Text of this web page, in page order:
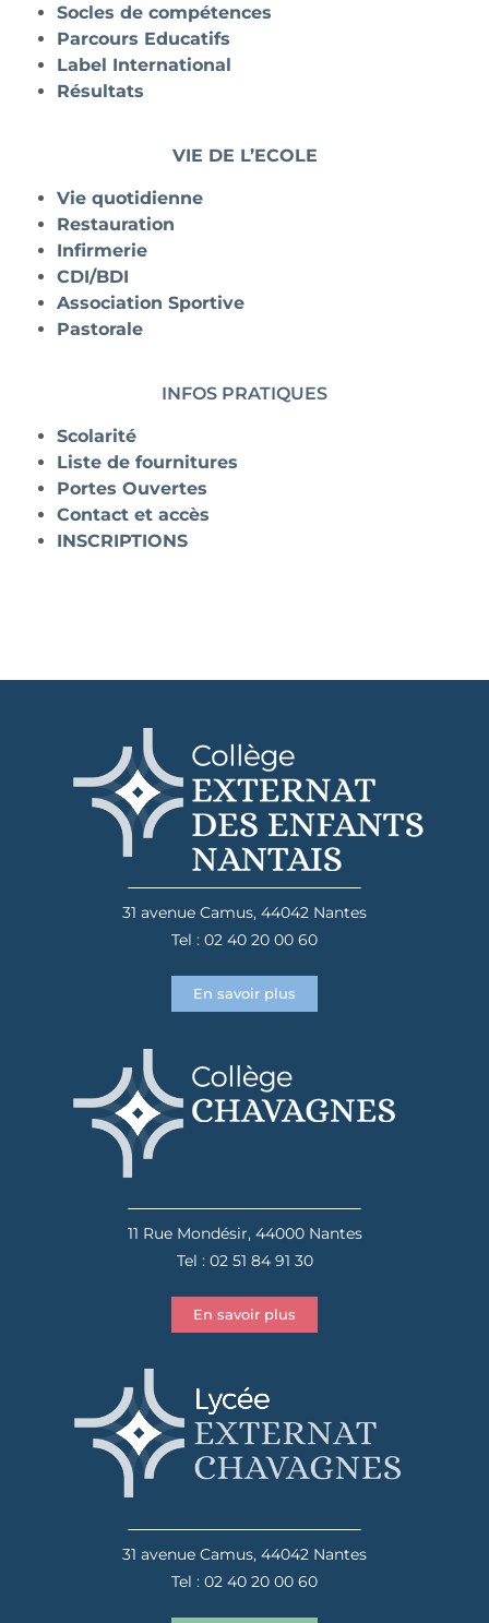
Socles de compétences
Parcours Educatifs
Label International
Résultats
VIE DE L’ECOLE
Vie quotidienne
Restauration
Infirmerie
CDI/BDI
Association Sportive
Pastorale
INFOS PRATIQUES
Scolarité
Liste de fournitures
Portes Ouvertes
Contact et accès
INSCRIPTIONS
31 avenue Camus, 44042 Nantes
Tel : 02 40 20 00 60
En savoir plus
11 Rue Mondésir, 44000 Nantes
Tel : 02 51 84 91 30
En savoir plus
31 avenue Camus, 44042 Nantes
Tel : 02 40 20 00 60